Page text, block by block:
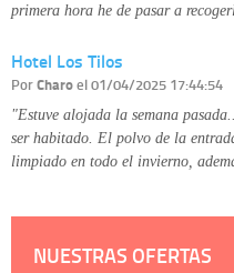
primera hora he de pasar a
Hotel Los Tilos
PorCharoel 01/04/2025 17:44:54
"Estuve alojada la semana
ser habitado. El polvo de la
limpiado en todo el invierno,
NUESTRAS OFERTAS